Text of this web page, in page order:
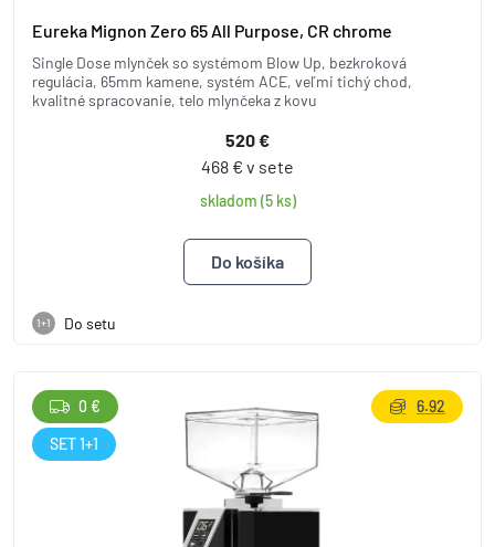
Eureka Mignon Zero 65 All Purpose, CR chrome
Single Dose mlynček so systémom Blow Up, bezkroková
regulácia, 65mm kamene, systém ACE, veľmi tichý chod,
kvalitné spracovanie, telo mlynčeka z kovu
520 €
468 € v sete
skladom (5 ks)
1+1 Do setu
0 €
SET 1+1
6.92